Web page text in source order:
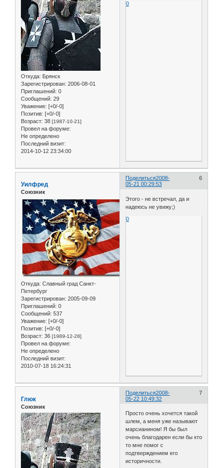
Откуда: Брянск
Зарегистрирован: 2006-08-01
Приглашений: 0
Сообщений: 29
Уважение: [+0/-0]
Позитив: [+0/-0]
Возраст: 38 [1987-10-21]
Провел на форуме:
Не определено
Последний визит:
2014-10-12 23:34:00
0
Поделиться 6
2008-
05-21 00:29:53
Уилфред
Союзник
Откуда: Славный град Санкт-
Петербург
Зарегистрирован: 2005-09-09
Приглашений: 0
Сообщений: 537
Уважение: [+0/-0]
Позитив: [+0/-0]
Возраст: 36 [1989-12-28]
Провел на форуме:
Не определено
Последний визит:
2010-07-18 16:24:31
Этого - не встречал, да и
надеюсь не увижу;)
0
Поделиться 7
2008-
05-22 10:49:32
Глюк
Союзник
Просто очень хочется такой
шлем, а меня уже называют
марсианином! Я бы был
очень благодарен если бы кто
то мне помог с
подтверждением его
историчности.